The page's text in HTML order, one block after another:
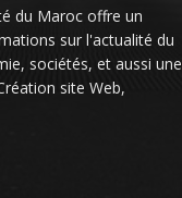
du Maroc offre un
sur l'actualité du
sociétés, et aussi une
site Web,